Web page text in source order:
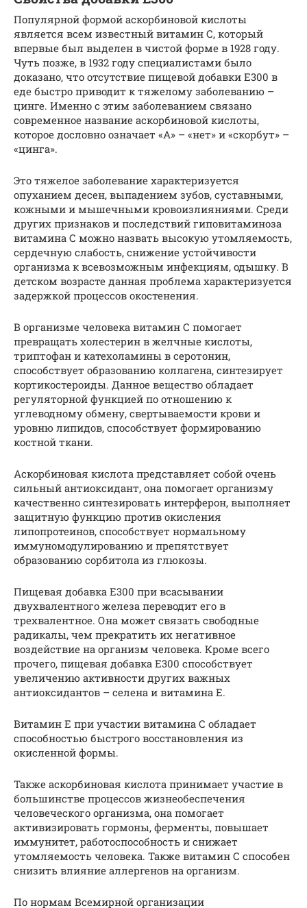
Популярной формой аскорбиновой кислоты
является всем известный витамин С, который
впервые был выделен в чистой форме в 1928 году.
Чуть позже, в 1932 году специалистами было
доказано, что отсутствие пищевой добавки Е300 в
еде быстро приводит к тяжелому заболеванию –
цинге. Именно с этим заболеванием связано
современное название аскорбиновой кислоты,
которое дословно означает «А» – «нет» и «скорбут» –
«цинга».
Это тяжелое заболевание характеризуется
опуханием десен, выпадением зубов, суставными,
кожными и мышечными кровоизлияниями. Среди
других признаков и последствий гиповитаминоза
витамина С можно назвать высокую утомляемость,
сердечную слабость, снижение устойчивости
организма к всевозможным инфекциям, одышку. В
детском возрасте данная проблема характеризуется
задержкой процессов окостенения.
В организме человека витамин С помогает
превращать холестерин в желчные кислоты,
триптофан и катехоламины в серотонин,
способствует образованию коллагена, синтезирует
кортикостероиды. Данное вещество обладает
регуляторной функцией по отношению к
углеводному обмену, свертываемости крови и
уровню липидов, способствует формированию
костной ткани.
Аскорбиновая кислота представляет собой очень
сильный антиоксидант, она помогает организму
качественно синтезировать интерферон, выполняет
защитную функцию против окисления
липопротеинов, способствует нормальному
иммуномодулированию и препятствует
образованию сорбитола из глюкозы.
Пищевая добавка Е300 при всасывании
двухвалентного железа переводит его в
трехвалентное. Она может связать свободные
радикалы, чем прекратить их негативное
воздействие на организм человека. Кроме всего
прочего, пищевая добавка Е300 способствует
увеличению активности других важных
антиоксидантов – селена и витамина Е.
Витамин Е при участии витамина С обладает
способностью быстрого восстановления из
окисленной формы.
Также аскорбиновая кислота принимает участие в
большинстве процессов жизнеобеспечения
человеческого организма, она помогает
активизировать гормоны, ферменты, повышает
иммунитет, работоспособность и снижает
утомляемость человека. Также витамин С способен
снизить влияние аллергенов на организм.
По нормам Всемирной организации